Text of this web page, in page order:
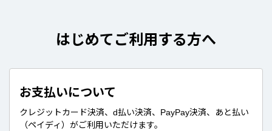
はじめてご利用する方へ
お支払いについて
クレジットカード決済、d払い決済、PayPay決済、あと払い
（ペイディ）がご利用いただけます。